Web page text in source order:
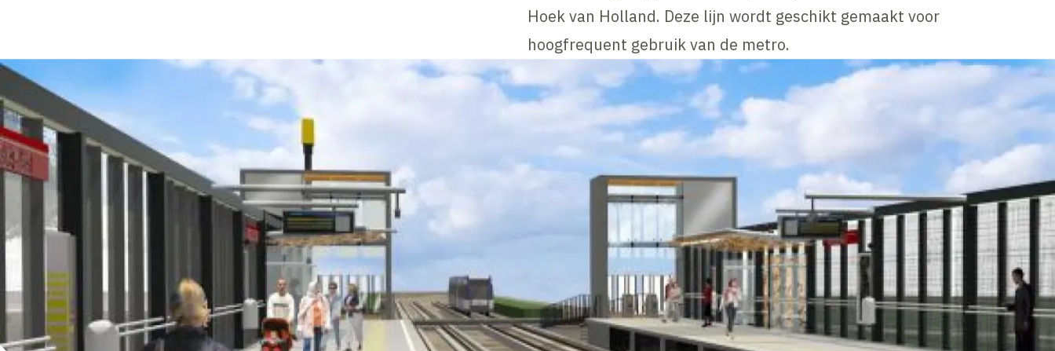
Hoek van Holland. Deze lijn wordt geschikt gemaakt voor
hoogfrequent gebruik van de metro.